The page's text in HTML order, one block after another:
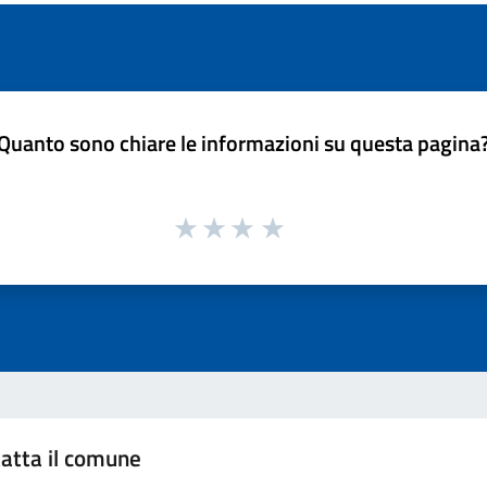
sono chiare le informazioni su questa
il comune